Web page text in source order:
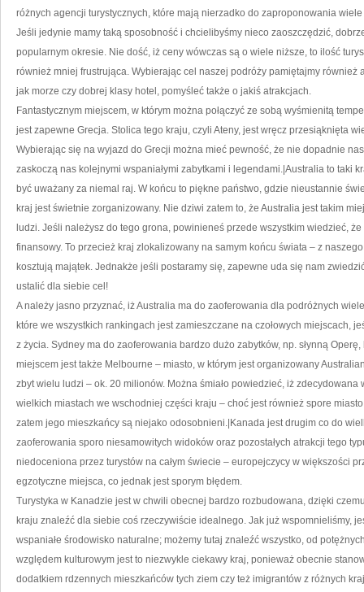
różnych agencji turystycznych, które mają nierzadko do zaproponowania
Jeśli jedynie mamy taką sposobność i chcielibyśmy nieco zaoszczędzić,
popularnym okresie. Nie dość, iż ceny wówczas są o wiele niższe, to ilość
również mniej frustrująca. Wybierając cel naszej podróży pamiętajmy również
jak morze czy dobrej klasy hotel, pomyśleć także o jakiś atrakcjach.
Fantastycznym miejscem, w którym można połączyć ze sobą wyśmienitą
jest zapewne Grecja. Stolica tego kraju, czyli Ateny, jest wręcz przesiąknięta
Wybierając się na wyjazd do Grecji można mieć pewność, że nie dopadnie
zaskoczą nas kolejnymi wspaniałymi zabytkami i legendami.|Australia to taki
być uważany za niemal raj. W końcu to piękne państwo, gdzie nieustannie
kraj jest świetnie zorganizowany. Nie dziwi zatem to, że Australia jest takim
ludzi. Jeśli należysz do tego grona, powinieneś przede wszystkim wiedzieć,
finansowy. To przecież kraj zlokalizowany na samym końcu świata – z
kosztują majątek. Jednakże jeśli postaramy się, zapewne uda się nam
ustalić dla siebie cel!
A należy jasno przyznać, iż Australia ma do zaoferowania dla podróżnych
które we wszystkich rankingach jest zamieszczane na czołowych miejscach,
z życia. Sydney ma do zaoferowania bardzo dużo zabytków, np. słynną
miejscem jest także Melbourne – miasto, w którym jest organizowany
zbyt wielu ludzi – ok. 20 milionów. Można śmiało powiedzieć, iż
wielkich miastach we wschodniej części kraju – choć jest również spore
zatem jego mieszkańcy są niejako odosobnieni.|Kanada jest drugim co do
zaoferowania sporo niesamowitych widoków oraz pozostałych atrakcji tego
niedoceniona przez turystów na całym świecie – europejczycy w większości
egzotyczne miejsca, co jednak jest sporym błędem.
Turystyka w Kanadzie jest w chwili obecnej bardzo rozbudowana, dzięki
kraju znaleźć dla siebie coś rzeczywiście idealnego. Jak już wspomnieliśmy,
wspaniałe środowisko naturalne; możemy tutaj znaleźć wszystko, od
względem kulturowym jest to niezwykle ciekawy kraj, ponieważ obecnie
dodatkiem rdzennych mieszkańców tych ziem czy też imigrantów z różnych